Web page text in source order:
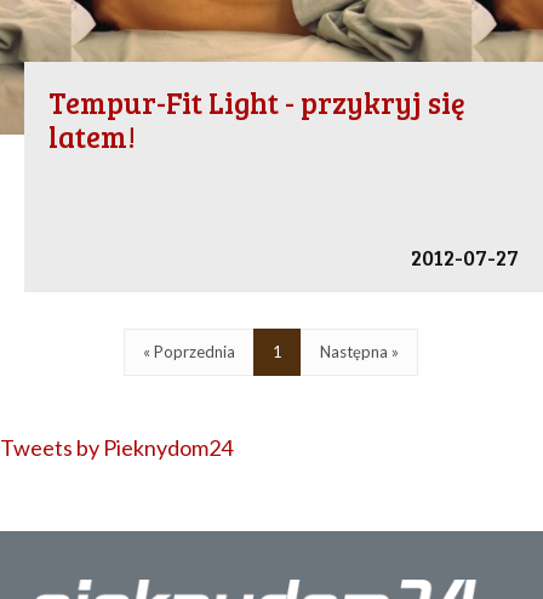
Tempur-Fit Light - przykryj się
latem!
2012-07-27
« Poprzednia 1 Następna »
Tweets by Pieknydom24